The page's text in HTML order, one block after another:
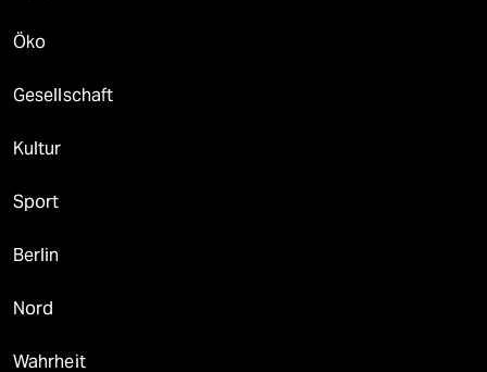
Öko
Gesellschaft
Kultur
Sport
Berlin
Nord
Wahrheit